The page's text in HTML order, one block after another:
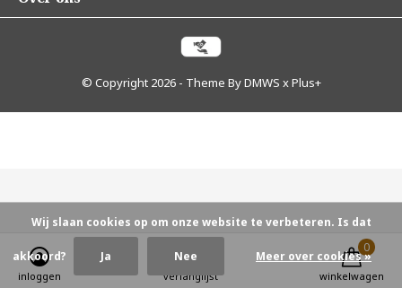
© Copyright 2026- Theme ByDMWS xPlus+
inloggen verlanglijst winkelwagen
0
Wij slaan cookies op om onze website te verbeteren. Is dat
akkoord? Ja Nee Meer over cookies »